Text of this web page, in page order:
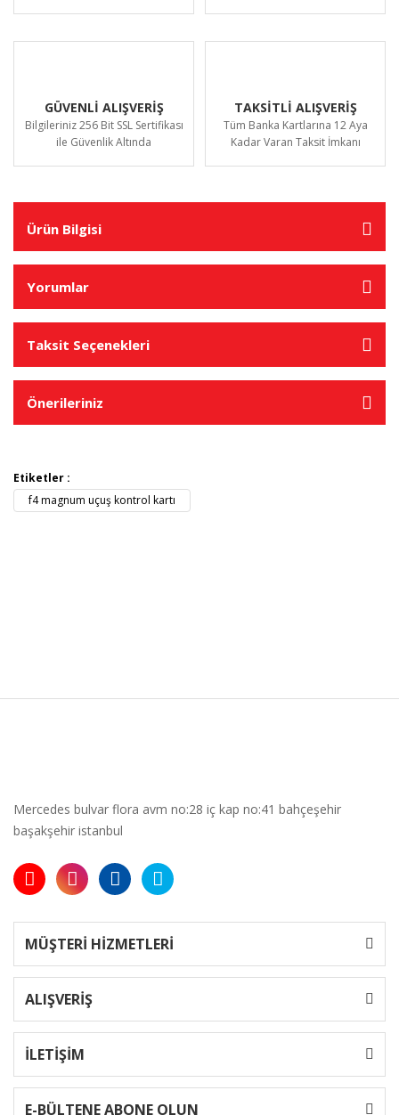
GÜVENLİ ALIŞVERİŞ
Bilgileriniz 256 Bit SSL Sertifikası
ile Güvenlik Altında
TAKSİTLİ ALIŞVERİŞ
Tüm Banka Kartlarına 12 Aya
Kadar Varan Taksit İmkanı
Ürün Bilgisi
Yorumlar
Taksit Seçenekleri
Önerileriniz
Etiketler :
f4 magnum uçuş kontrol kartı
Mercedes bulvar flora avm no:28 iç kap no:41 bahçeşehir
başakşehir istanbul
MÜŞTERİ HİZMETLERİ
ALIŞVERİŞ
İLETİŞİM
E-BÜLTENE ABONE OLUN